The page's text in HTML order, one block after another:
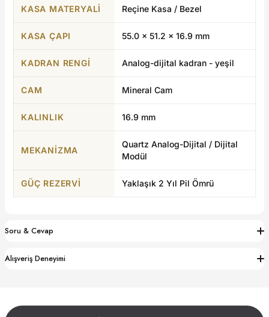
KASA MATERYALI Reçine Kasa / Bezel
KASA ÇAPI 55.0 × 51.2 × 16.9 mm
KADRAN RENGI Analog-dijital kadran - yeşil
CAM Mineral Cam
KALINLIK 16.9 mm
MEKANIZMA
Quartz Analog-Dijital / Dijital
Modül
GÜÇ REZERVI Yaklaşık 2 Yıl Pil Ömrü
Soru & Cevap
Alışveriş Deneyimi